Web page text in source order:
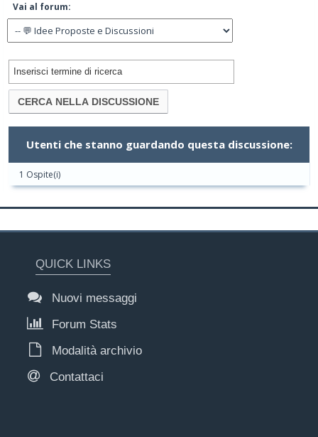
Vai al forum:
Utenti che stanno guardando questa discussione:
1 Ospite(i)
QUICK LINKS
Nuovi messaggi
Forum Stats
Modalità archivio
Contattaci